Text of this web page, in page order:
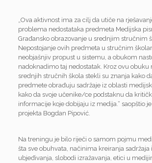
„Ova aktivnost ima za cilj da utiče na
problema nedostataka predmeta Medijska
Građansko obrazovanje u srednjim stručnim
Nepostojanje ovih predmeta u stručnim
neobjašnjiv propust u sistemu, a obukom
nadoknadimo taj nedostatak. Kroz ovu
srednjih stručnih škola stekli su znanja kako
predmete obrađuju sadržaje iz oblasti
kako da svoje učenike/ce podstaknu da
informacije koje dobijaju iz medija.“ saopštio
projekta Bogdan Pipović.
Na treningu je bilo riječi o samom pojmu
šta sve obuhvata, načinima kreiranja sadržaja
ubjeđivanja, slobodi izražavanja, etici u